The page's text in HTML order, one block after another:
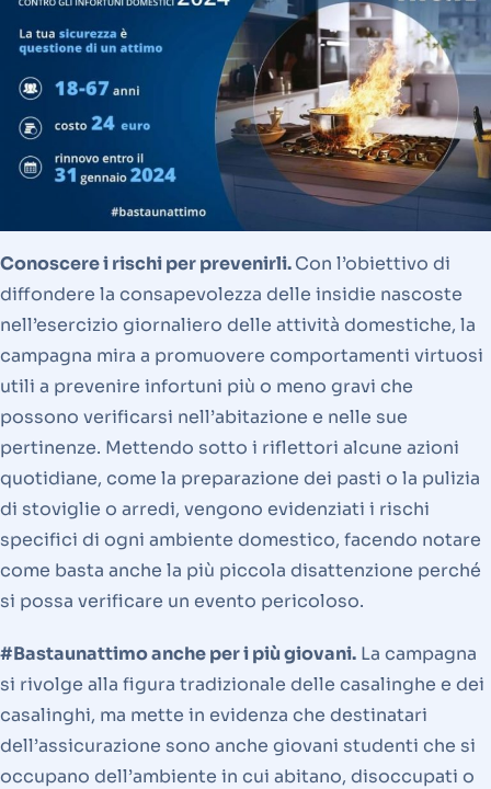
Conoscere i rischi per prevenirli.Con l’obiettivo di
diffondere la consapevolezza delle insidie nascoste
nell’esercizio giornaliero delle attività domestiche, la
campagna mira a promuovere comportamenti virtuosi
utili a prevenire infortuni più o meno gravi che
possono verificarsi nell’abitazione e nelle sue
pertinenze. Mettendo sotto i riflettori alcune azioni
quotidiane, come la preparazione dei pasti o la pulizia
di stoviglie o arredi, vengono evidenziati i rischi
specifici di ogni ambiente domestico, facendo notare
come basta anche la più piccola disattenzione perché
si possa verificare un evento pericoloso.
#Bastaunattimo anche per i più giovani. La campagna
si rivolge alla figura tradizionale delle casalinghe e dei
casalinghi, ma mette in evidenza che destinatari
dell’assicurazione sono anche giovani studenti che si
occupano dell’ambiente in cui abitano, disoccupati o